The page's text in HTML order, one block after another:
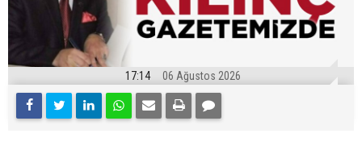
17:14 06 Ağustos 2026